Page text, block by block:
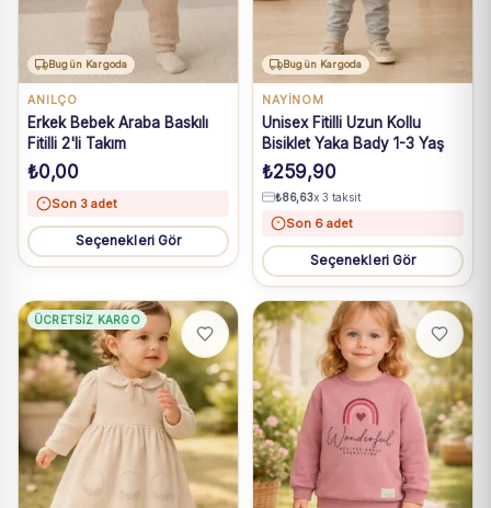
Bugün Kargoda
ANILÇO
Erkek Bebek Araba Baskılı
Fitilli 2'li Takım
₺0,00
Son 3 adet
Seçenekleri Gör
Bugün Kargoda
NAYİNOM
Unisex Fitilli Uzun Kollu
Bisiklet Yaka Bady 1-3 Yaş
₺259,90
₺86,63x 3 taksit
Son 6 adet
Seçenekleri Gör
ÜCRETSIZ KARGO